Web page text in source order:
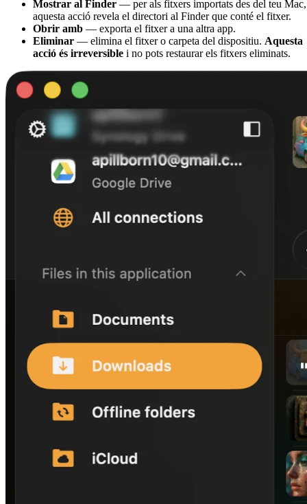
Mostrar al Finder — per als fitxers importats des del teu Mac,
aquesta acció revela el directori al Finder que conté el fitxer.
Obrir amb — exporta el fitxer a una altra app.
Eliminar — elimina el fitxer o carpeta del dispositiu. Aquesta
acció és irreversible i no pots restaurar els fitxers eliminats.